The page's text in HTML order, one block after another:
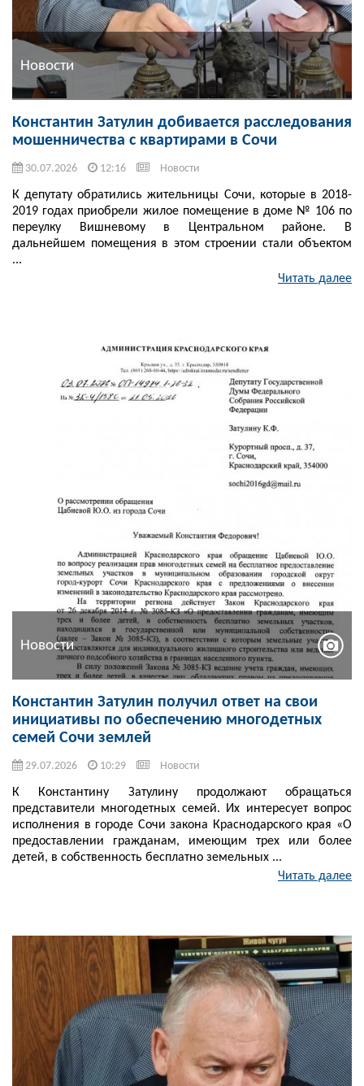
Новости
Константин Затулин добивается расследования
мошенничества с квартирами в Сочи
30.07.2026 12:16 Новости
К депутату обратились жительницы Сочи, которые в 2018-
2019 годах приобрели жилое помещение в доме № 106 по
переулку Вишневому в Центральном районе. В
дальнейшем помещения в этом строении стали объектом
...
Читать далее
Новости
Константин Затулин получил ответ на свои
инициативы по обеспечению многодетных
семей Сочи землей
29.07.2026 10:29 Новости
К Константину Затулину продолжают обращаться
представители многодетных семей. Их интересует вопрос
исполнения в городе Сочи закона Краснодарского края «О
предоставлении гражданам, имеющим трех или более
детей, в собственность бесплатно земельных ...
Читать далее